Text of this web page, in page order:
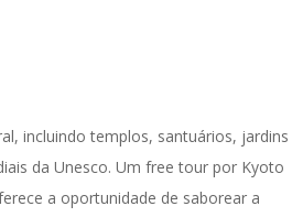
incluindo templos, santuários, jardins
da Unesco. Um free tour por Kyoto
a oportunidade de saborear a